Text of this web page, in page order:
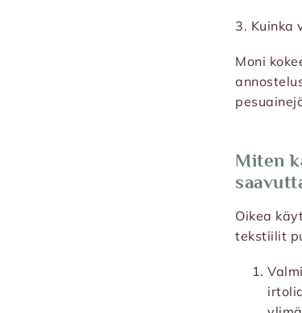
3. Kuinka
Moni
Miten
Oikea
tekstiilit